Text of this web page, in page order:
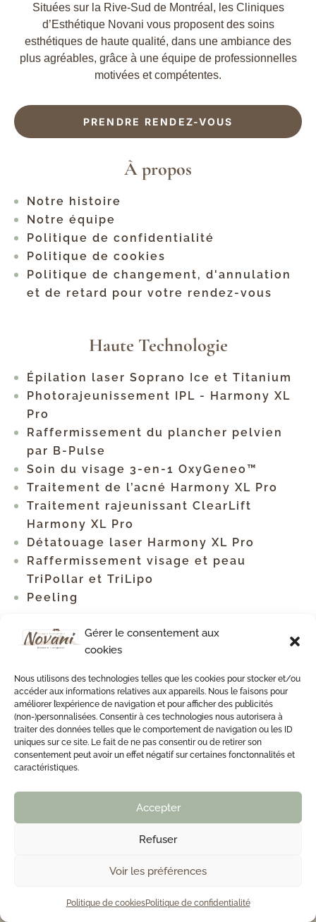
Gérer le consentement aux
cookies
Nous utilisons des technologies telles que les cookies pour stocker et/ou
accéder aux informations relatives aux appareils. Nous le faisons pour
améliorer l’expérience de navigation et pour afficher des publicités
(non-)personnalisées. Consentir à ces technologies nous autorisera à
traiter des données telles que le comportement de navigation ou les ID
uniques sur ce site. Le fait de ne pas consentir ou de retirer son
consentement peut avoir un effet négatif sur certaines fonctonnalités et
caractéristiques.
Accepter
Refuser
Voir les préférences
Politique de cookiesPolitique de confidentialité
Situées sur la Rive-Sud de Montréal, les Cliniques
d’Esthétique Novani vous proposent des soins
esthétiques de haute qualité, dans une ambiance des
plus agréables, grâce à une équipe de professionnelles
motivées et compétentes.
PRENDRE RENDEZ-VOUS
À propos
Notre histoire
Notre équipe
Politique de confidentialité
Politique de cookies
Politique de changement, d'annulation
et de retard pour votre rendez-vous
Haute Technologie
Épilation laser Soprano Ice et Titanium
Photorajeunissement IPL - Harmony XL
Pro
Raffermissement du plancher pelvien
par B-Pulse
Soin du visage 3-en-1 OxyGeneo™
Traitement de l’acné Harmony XL Pro
Traitement rajeunissant ClearLift
Harmony XL Pro
Détatouage laser Harmony XL Pro
Raffermissement visage et peau
TriPollar et TriLipo
Peeling
Soins Visage
Correction du visage par injections
Soin du visage 3-en-1 OxyGeneo™
Soin du visage Esthederm
Soin du visage Dr Renaud
Traitement des rougeurs et des taches
pigmentaires
Tous les soins du visage
Épilation et soins du corps
Épilation laser
 514-585-0376